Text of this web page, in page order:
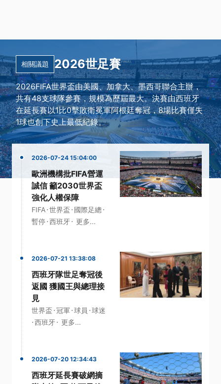
相關議題 2026世足賽
2026FIFA世界盃由美國、加拿大、墨西哥聯合主辦，
共有48支球隊參賽，規模為歷屆最大。決賽由西班牙
在延長賽以1比0擊敗衛冕軍阿根廷奪冠，8場比賽僅失
1球也創下史上最低紀錄。
2026-07-24 15:04:00
歐洲機構批FIFA營運
誠信 籲2030世界盃
強化人權保障
FIFA·世界盃· 國際足總 ·
暫停·西班牙· 更多...
2026-07-21 13:38:08
西班牙隊世足奪冠後
返國 獲國王與總理接
見
世界盃·冠軍 ·球員 ·球迷
·西班牙· 更多...
2026-07-20 12:34:43
西班牙延長賽破網摘